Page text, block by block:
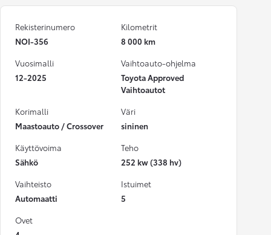
Rekisterinumero
NOI-356
Kilometrit
8 000 km
Vuosimalli
12-2025
Vaihtoauto-ohjelma
Toyota Approved
Vaihtoautot
Korimalli
Maastoauto / Crossover
Väri
sininen
Käyttövoima
Sähkö
Teho
252 kw (338 hv)
Vaihteisto
Automaatti
Istuimet
5
Ovet